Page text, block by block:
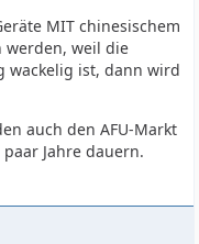
MIT chinesischem
werden, weil die
wackelig ist, dann wird
auch den AFU-Markt
Jahre dauern.